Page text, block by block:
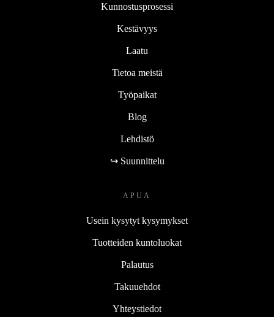
Kunnostusprosessi
Kestävyys
Laatu
Tietoa meistä
Työpaikat
Blog
Lehdistö
↪ Suunnittelu
APUA
Usein kysytyt kysymykset
Tuotteiden kuntoluokat
Palautus
Takuuehdot
Yhteystiedot